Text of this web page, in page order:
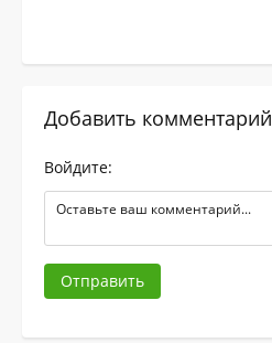
Добавить комментарий
Войдите:
Отправить